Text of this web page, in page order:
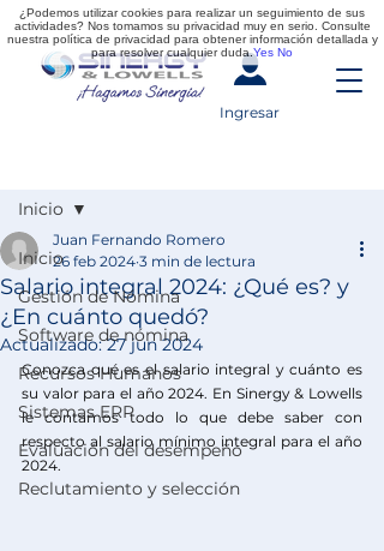
Ingresar
Inicio
Gestión de Nómina
Software de nómina
Recursos Humanos
Sistemas ERP
Evaluación del desempeño
Reclutamiento y selección
Inicio
Salario integral 2024: ¿Qué es? y
¿En cuánto quedó?
Juan Fernando Romero
26 feb 2024 3 min de lectura
Actualizado:27 jun 2024
Conozca qué es el salario integral y cuánto es
su valor para el año 2024. En Sinergy & Lowells
le contamos todo lo que debe saber con
respecto al salario mínimo integral para el año
2024.
¿Podemos utilizar cookies para realizar un seguimiento de sus
actividades? Nos tomamos su privacidad muy en serio. Consulte
nuestra política de privacidad para obtener información detallada y
para resolver cualquier duda.Yes No